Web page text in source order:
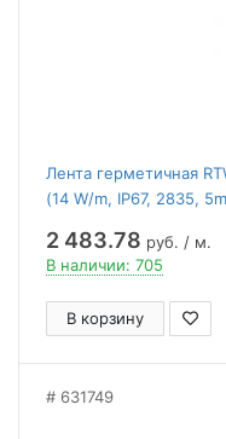
Лента герметичная
(14 W/m, IP67, 2835,
2 483.78 руб. / м.
В наличии: 705
В корзину
631749